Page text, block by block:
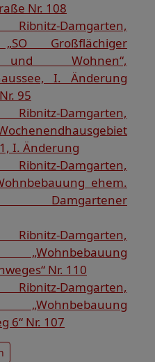
Nr. 108
Damgarten,
Großflächiger
und Wohnen“,
I. Änderung
95
Damgarten,
I. Änderung
Damgarten,
ehem.
Damgartener
Damgarten,
„Wohnbebauung
Nr. 110
Damgarten,
„Wohnbebauung
6“ Nr. 107